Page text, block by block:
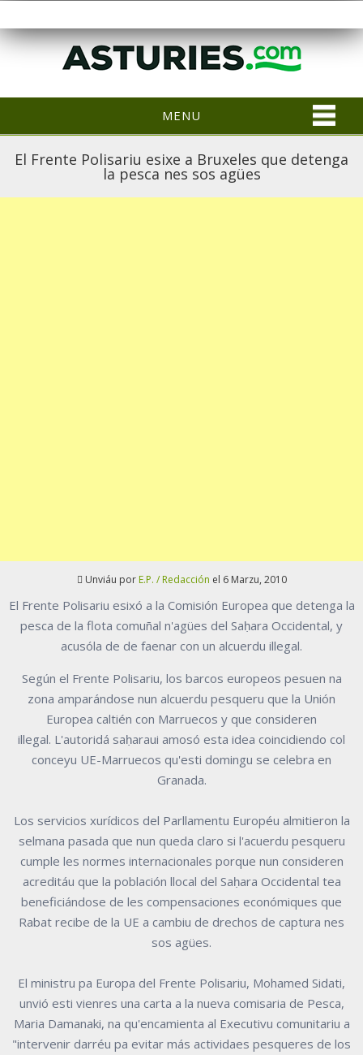
MENU
El Frente Polisariu esixe a Bruxeles que detenga
la pesca nes sos agües
Unviáu por E.P. / Redacción el 6 Marzu, 2010
El Frente Polisariu esixó a la Comisión Europea que detenga la
pesca de la flota comuñal n'agües del Saḥara Occidental, y
acusóla de de faenar con un alcuerdu illegal.
Según el Frente Polisariu, los barcos europeos pesuen na
zona amparándose nun alcuerdu pesqueru que la Unión
Europea caltién con Marruecos y que consideren
illegal. L'autoridá saḥaraui amosó esta idea coincidiendo col
conceyu UE-Marruecos qu'esti domingu se celebra en
Granada.
Los servicios xurídicos del Parllamentu Européu almitieron la
selmana pasada que nun queda claro si l'acuerdu pesqueru
cumple les normes internacionales porque nun consideren
acreditáu que la población llocal del Saḥara Occidental tea
beneficiándose de les compensaciones económiques que
Rabat recibe de la UE a cambiu de drechos de captura nes
sos agües.
El ministru pa Europa del Frente Polisariu, Mohamed Sidati,
unvió esti vienres una carta a la nueva comisaria de Pesca,
Maria Damanaki, na qu'encamienta al Executivu comunitariu a
"intervenir darréu pa evitar más actividaes pesqueres de los